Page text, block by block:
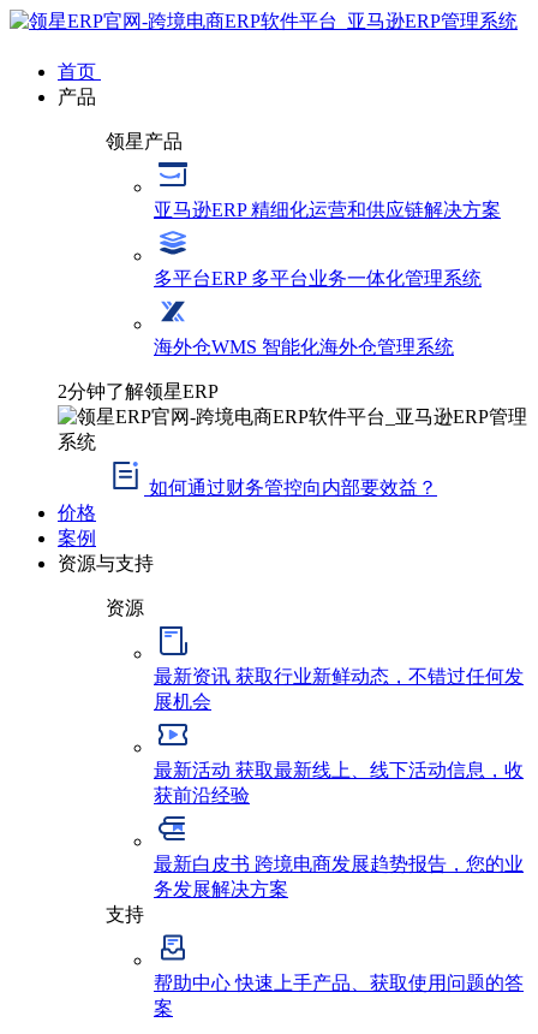
首页
产品
领星产品
亚马逊ERP精细化运营和供应链解决方案
多平台ERP 多平台业务一体化管理系统
海外仓WMS 智能化海外仓管理系统
2分钟了解领星ERP
如何通过财务管控向内部要效益？
价格
案例
资源与支持
资源
最新资讯 获取行业新鲜动态，不错过任何发
展机会
最新活动 获取最新线上、线下活动信息，收
获前沿经验
最新白皮书 跨境电商发展趋势报告，您的业
务发展解决方案
支持
帮助中心快速上手产品、获取使用问题的答
案